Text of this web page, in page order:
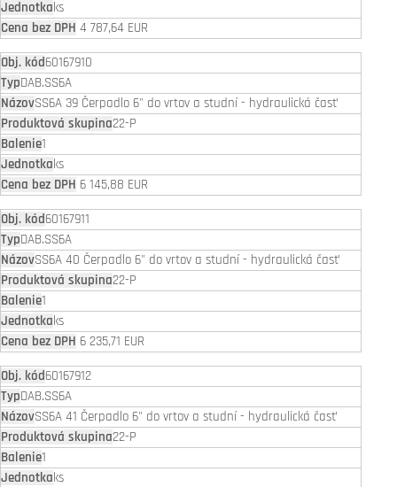
ks
4 787,64 EUR
60167910
DAB.SS6A
SS6A 39 Čerpadlo 6" do vrtov a studní - hydraulická časť
22-P
1
ks
6 145,88 EUR
60167911
DAB.SS6A
SS6A 40 Čerpadlo 6" do vrtov a studní - hydraulická časť
22-P
1
ks
6 235,71 EUR
60167912
DAB.SS6A
SS6A 41 Čerpadlo 6" do vrtov a studní - hydraulická časť
22-P
1
ks